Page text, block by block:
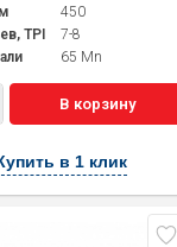
450
TPI
7-8
65 Mn
В корзину
в 1 клик